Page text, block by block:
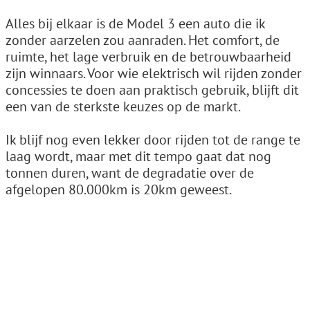
Alles bij elkaar is de Model 3 een auto die ik
zonder aarzelen zou aanraden. Het comfort, de
ruimte, het lage verbruik en de betrouwbaarheid
zijn winnaars. Voor wie elektrisch wil rijden zonder
concessies te doen aan praktisch gebruik, blijft dit
een van de sterkste keuzes op de markt.
Ik blijf nog even lekker door rijden tot de range te
laag wordt, maar met dit tempo gaat dat nog
tonnen duren, want de degradatie over de
afgelopen 80.000km is 20km geweest.